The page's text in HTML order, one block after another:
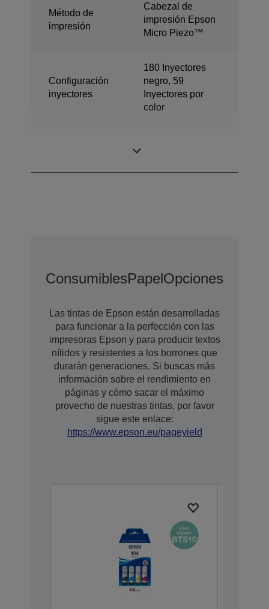
Método de
impresión
Cabezal de
impresión Epson
Micro Piezo™
Configuración
inyectores
180 Inyectores
negro, 59
Inyectores por
color
ConsumiblesPapelOpciones De
Las tintas de Epson están desarrolladas
para funcionar a la perfección con las
impresoras Epson y para producir textos
nítidos y resistentes a los borrones que
durarán generaciones. Si buscas más
información sobre el rendimiento en
páginas y cómo sacar el máximo
provecho de nuestras tintas, por favor
sigue este enlace:
https://www.epson.eu/pageyield